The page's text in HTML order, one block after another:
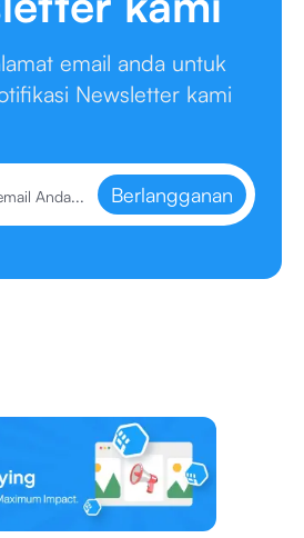
email anda untuk
Newsletter kami
Berlangganan